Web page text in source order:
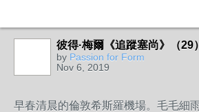
彼得·梅爾《追蹤塞尚》（29
by Passion for Form
Nov 6, 2019
早春清晨的倫敦希斯羅機場。毛毛細